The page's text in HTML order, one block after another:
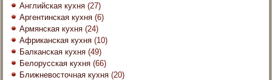
Английская кухня (27)
Аргентинская кухня (6)
Армянская кухня (24)
Африканская кухня (10)
Балканская кухня (49)
Белорусская кухня (66)
Ближневосточная кухня (20)